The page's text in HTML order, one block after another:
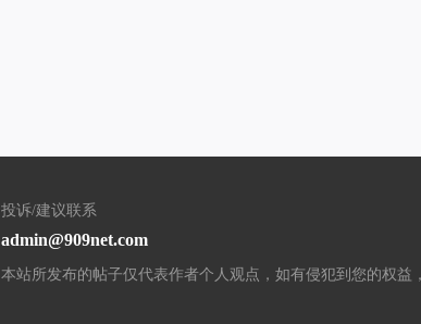
投诉/建议联系
admin@909net.com
本站所发布的帖子仅代表作者个人观点，如有侵犯到您的权益